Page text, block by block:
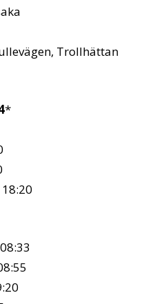
Trollhättan
*